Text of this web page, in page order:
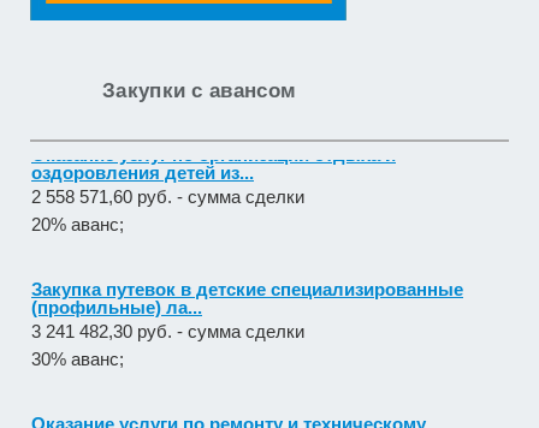
Закупки с авансом
2 558 571,60 руб. - сумма сделки
Закупка путевок в детские специализированные
(профильные) ла...
3 241 482,30 руб. - сумма сделки
Оказание услуги по ремонту и техническому
обслуживанию летат...
979 492,71 руб. - сумма сделки